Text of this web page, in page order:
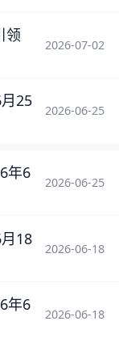
领
2026-07-02
25
2026-06-25
年6
2026-06-25
18
2026-06-18
年6
2026-06-18